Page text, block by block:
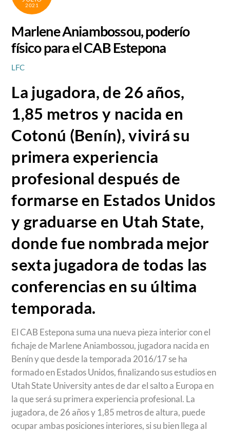
2021
Marlene Aniambossou, poderío
físico para el CAB Estepona
LFC
La jugadora, de 26 años,
1,85 metros y nacida en
Cotonú (Benín), vivirá su
primera experiencia
profesional después de
formarse en Estados Unidos
y graduarse en Utah State,
donde fue nombrada mejor
sexta jugadora de todas las
conferencias en su última
temporada.
El CAB Estepona suma una nueva pieza interior con el
fichaje de Marlene Aniambossou, jugadora nacida en
Benín y que desde la temporada 2016/17 se ha
formado en Estados Unidos, finalizando sus estudios en
Utah State University antes de dar el salto a Europa en
la que será su primera experiencia profesional. La
jugadora, de 26 años y 1,85 metros de altura, puede
ocupar ambas posiciones interiores, si su bien llega al